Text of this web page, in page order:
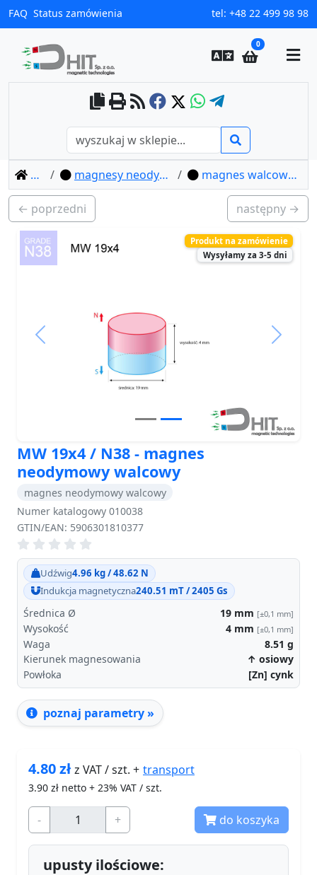
FAQ Status zamówienia tel: +48 22 499 98 98
0
home magnesy neodymowe walcowe magnes walcowy mw 19x4 / n38
← poprzedni następny →
Produkt na zamówienie
Wysyłamy za 3-5 dni
Previous Next
MW 19x4 / N38 - magnes
neodymowy walcowy
magnes neodymowy walcowy
Numer katalogowy 010038
GTIN/EAN: 5906301810377
Udźwig4.96 kg / 48.62 N
Indukcja magnetyczna240.51 mT / 2405 Gs
Średnica Ø 19 mm [±0,1 mm]
Wysokość 4 mm [±0,1 mm]
Waga 8.51 g
Kierunek magnesowania
↑ osiowy
Powłoka
[Zn] cynk
poznaj parametry »
4.80złz VAT / szt. + transport
3.90 zł netto + 23% VAT / szt.
- + do koszyka
upusty ilościowe: